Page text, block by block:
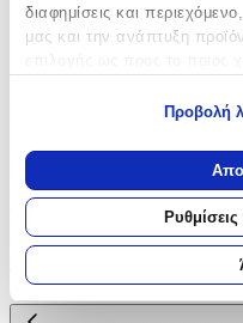
διαφημίσεις και
μας και την ανάπτυξη
Να συλλέξουμε
σας τοποθεσία, οι
απόσταση μερικών
Να αναγνωρίσουμε
για συγκεκριμένα
Μάθετε περισσότερα
προσωπικών σας δεδομένων
Προβολή
1
Ikochimiki
Αξιολογήσεις
Προς το παρόν δεν υπάρχουν
προστεθούν, θα εμφανιστούν